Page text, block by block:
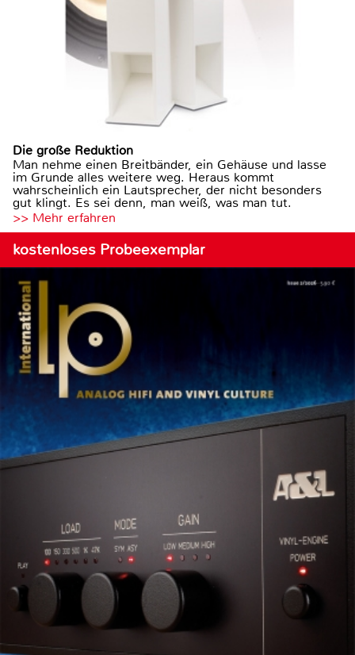
Die große Reduktion
Man nehme einen Breitbänder, ein Gehäuse und lasse
im Grunde alles weitere weg. Heraus kommt
wahrscheinlich ein Lautsprecher, der nicht besonders
gut klingt. Es sei denn, man weiß, was man tut.
>> Mehr erfahren
kostenloses Probeexemplar